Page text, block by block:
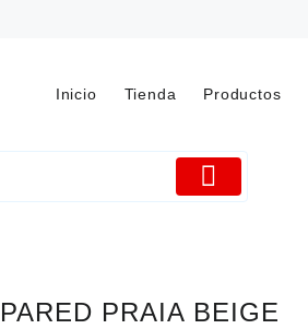
Inicio Tienda Productos
PARED PRAIA BEIGE